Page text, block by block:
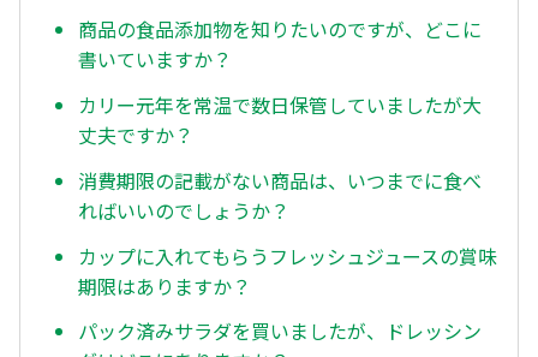
商品の食品添加物を知りたいのですが、どこに
書いていますか？
カリー元年を常温で数日保管していましたが大
丈夫ですか？
消費期限の記載がない商品は、いつまでに食べ
ればいいのでしょうか？
カップに入れてもらうフレッシュジュースの賞味
期限はありますか？
パック済みサラダを買いましたが、ドレッシン